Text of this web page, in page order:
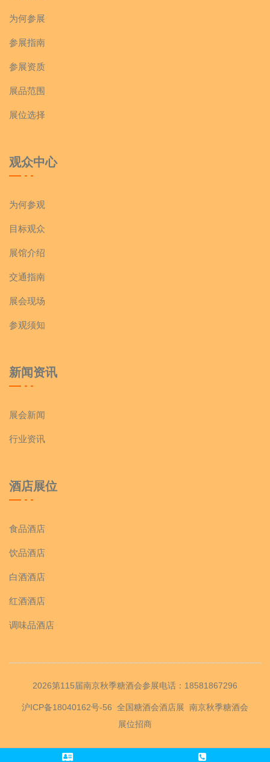
为何参展
参展指南
参展资质
展品范围
展位选择
观众中心
为何参观
目标观众
展馆介绍
交通指南
展会现场
参观须知
新闻资讯
展会新闻
行业资讯
酒店展位
食品酒店
饮品酒店
白酒酒店
红酒酒店
调味品酒店
2026第115届南京秋季糖酒会参展电话：18581867296
沪ICP备18040162号-56 全国糖酒会酒店展 南京秋季糖酒会
展位招商